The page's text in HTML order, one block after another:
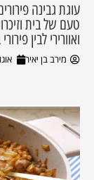
עוגת גבינה
טעם של בית
ואוורירי לבין
מירב בן יאיר